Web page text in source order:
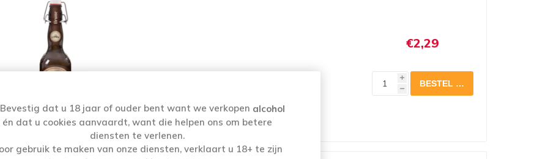
BON SECOURS BRUNE 8° 33CL FLES
€2,29
i
h
dat u 18 jaar of ouder bent want we verkopen alcohol
én dat u cookies aanvaardt, want die helpen ons om betere
diensten te verlenen.
gebruik te maken van onze diensten, verklaart u 18+ te zijn